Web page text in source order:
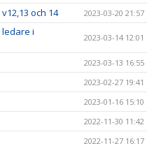
och 14 2023-03-20 21:57
i
2023-03-14 12:01
2023-03-13 16:55
2023-02-27 19:41
2023-01-16 15:10
2022-11-30 11:42
2022-11-27 16:17